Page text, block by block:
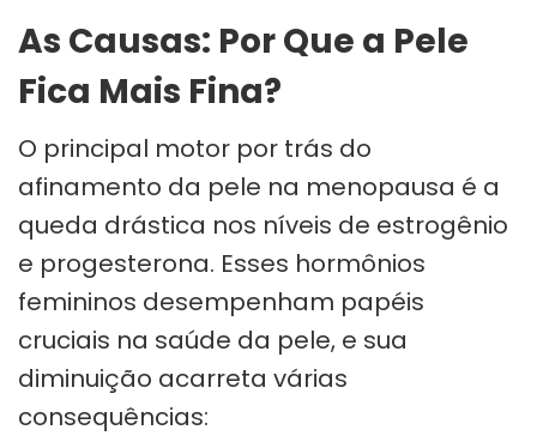
As Causas: Por Que a Pele
Fica Mais Fina?
O principal motor por trás do
afinamento da pele na menopausa é a
queda drástica nos níveis de estrogênio
e progesterona. Esses hormônios
femininos desempenham papéis
cruciais na saúde da pele, e sua
diminuição acarreta várias
consequências: